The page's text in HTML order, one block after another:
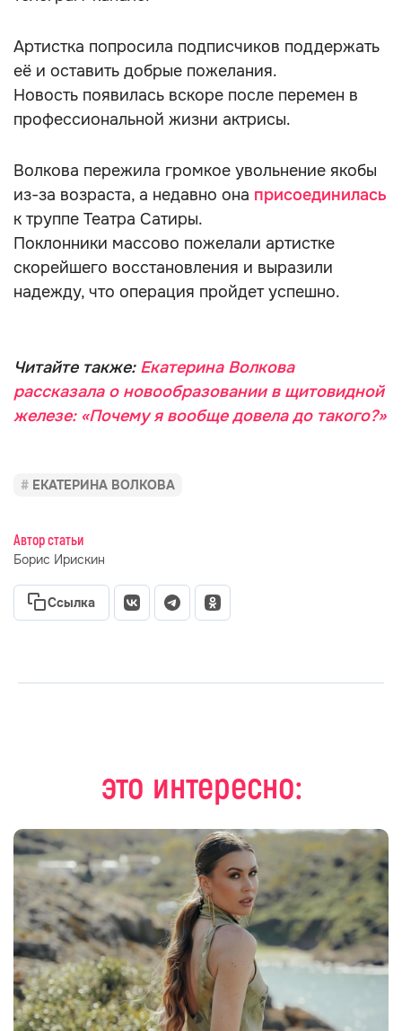
Артистка попросила подписчиков поддержать
её и оставить добрые пожелания.
Новость появилась вскоре после перемен в
профессиональной жизни актрисы.
Волкова пережила громкое увольнение якобы
из-за возраста, а недавно она присоединилась
к труппе Театра Сатиры.
Поклонники массово пожелали артистке
скорейшего восстановления и выразили
надежду, что операция пройдет успешно.
Читайте также: Екатерина Волкова
рассказала о новообразовании в щитовидной
железе: «Почему я вообще довела до такого?»
ЕКАТЕРИНА ВОЛКОВА
Автор статьи
Борис Ирискин
Ссылка
это интересно: